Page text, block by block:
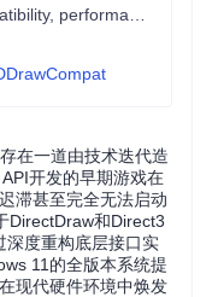
在一道由技术迭代造
开发的早期游戏在
滞甚至完全无法启动
DirectDraw和Direct3
深度重构底层接口实
11的全版本系统提
现代硬件环境中焕发